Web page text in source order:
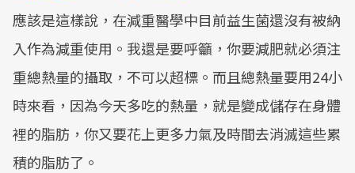
應該是這樣說，在減重醫學中目前益生菌還沒有被納
入作為減重使用。我還是要呼籲，你要減肥就必須注
重總熱量的攝取，不可以超標。而且總熱量要用24小
時來看，因為今天多吃的熱量，就是變成儲存在身體
裡的脂肪，你又要花上更多力氣及時間去消滅這些累
積的脂肪了。